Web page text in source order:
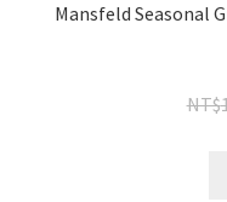
Mansfeld Seasonal
NT$